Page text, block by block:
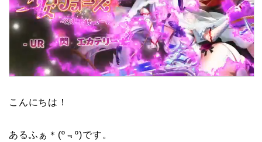
こんにちは！
あるふぁ＊(º﹃º)です。